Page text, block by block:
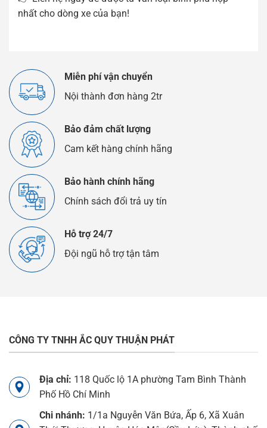
nhất cho dòng xe của bạn!
Miễn phí vận chuyển
Nội thành đơn hàng 2tr
Bảo đảm chất lượng
Cam kết hàng chính hãng
Bảo hành chính hãng
Chính sách đổi trả uy tín
Hỗ trợ 24/7
Đội ngũ hỗ trợ tận tâm
CÔNG TY TNHH ẮC QUY THUẬN PHÁT
Địa chỉ: 118 Quốc lộ 1A phường Tam Bình Thành
Phố Hồ Chí Minh
Chi nhánh: 1/1a Nguyễn Văn Bứa, Ấp 6, Xã Xuân